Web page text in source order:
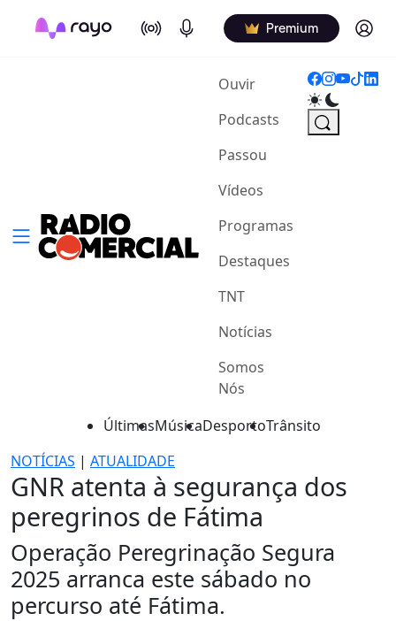
On Air Podcasts Premium Log in
Ouvir(current)
Podcasts
Passou
Vídeos
Programas
Destaques
TNT
Notícias
Somos
Nós
ÚltimasMúsicaDesportoTrânsito
NOTÍCIAS | ATUALIDADE
GNR atenta à segurança dos
peregrinos de Fátima
Operação Peregrinação Segura
2025 arranca este sábado no
percurso até Fátima.